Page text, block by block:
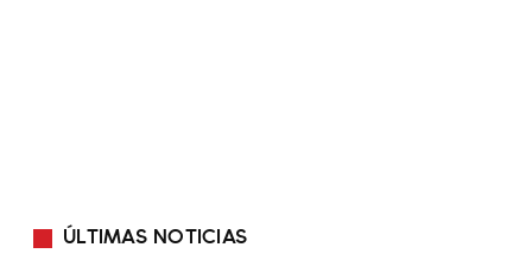
ÚLTIMAS NOTICIAS